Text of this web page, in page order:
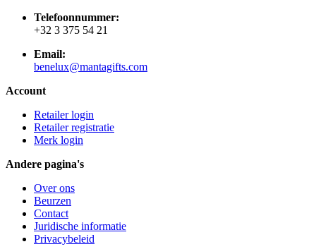
Telefoonnummer:
+32 3 375 54 21
Email:
benelux@mantagifts.com
Account
Retailer login
Retailer registratie
Merk login
Andere pagina's
Over ons
Beurzen
Contact
Juridische informatie
Privacybeleid